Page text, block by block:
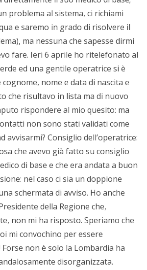
problema al sistema, ci richiami
e saremo in grado di risolvere il
ma nessuna che sapesse dirmi
fare. Ieri 6 aprile ho ritelefonato al
ed una gentile operatrice si è
nome e data di nascita e
che risultavo in lista ma di nuovo
rispondere al mio quesito: ma
non sono stati validati come
avvisarmi? Consiglio dell’operatrice:
che avevo già fatto su consiglio
di base e che era andata a buon
nel caso ci sia un doppione
schermata di avviso. Ho anche
della Regione che,
non mi ha risposto. Speriamo che
mi convochino per essere
Forse non è solo la Lombardia ha
disorganizzata.